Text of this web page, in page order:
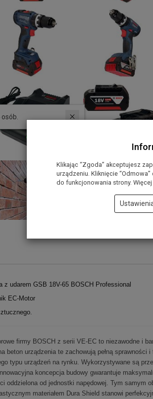
z udarem GSB 18V-65 BOSCH Professional
EC-Motor
firmy BOSCH z serii VE-EC to niezawodne i
beton urządzenia te zachowują pełną sprawności
typu urządzeń na rynku. Wykorzystywane są
koncepcja budowy gwarantuje
oddzielona od jednostki napędowej. Tym samym
materiałem Dura Shield stanowi
osób.
Klikając “Zgoda” akceptujesz
urządzeniu. Kliknięcie
do funkcjonowania strony.